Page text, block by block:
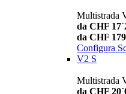
Multistrada
da CHF
da CHF
Configura
V2 S
Multistrada
da CHF